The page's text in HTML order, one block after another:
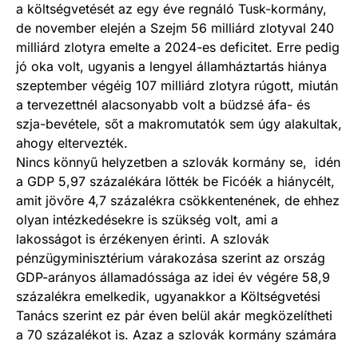
a költségvetését az egy éve regnáló Tusk-kormány,
de november elején a Szejm 56 milliárd zlotyval 240
milliárd zlotyra emelte a 2024-es deficitet. Erre pedig
jó oka volt, ugyanis a lengyel államháztartás hiánya
szeptember végéig 107 milliárd zlotyra rúgott, miután
a tervezettnél alacsonyabb volt a büdzsé áfa- és
szja-bevétele, sőt a makromutatók sem úgy alakultak,
ahogy eltervezték.
Nincs könnyű helyzetben a szlovák kormány se, idén
a GDP 5,97 százalékára lőtték be Ficóék a hiánycélt,
amit jövőre 4,7 százalékra csökkentenének, de ehhez
olyan intézkedésekre is szükség volt, ami a
lakosságot is érzékenyen érinti. A szlovák
pénzügyminisztérium várakozása szerint az ország
GDP-arányos államadóssága az idei év végére 58,9
százalékra emelkedik, ugyanakkor a Költségvetési
Tanács szerint ez pár éven belül akár megközelítheti
a 70 százalékot is. Azaz a szlovák kormány számára